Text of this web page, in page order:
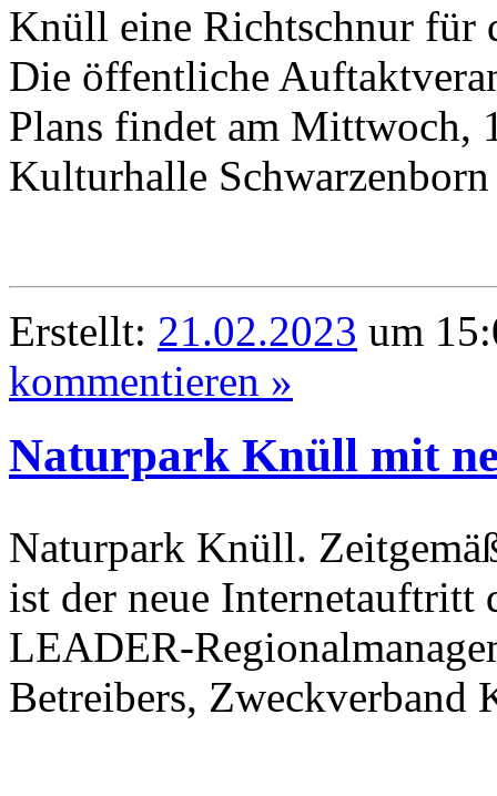
Knüll eine Richtschnur für
Die öffentliche
Plans findet am Mittwoch,
Kulturhalle Schwarzenborn
Erstellt: 21.02.2023 um
kommentieren »
Naturpark Knüll mit
Naturpark Knüll.
ist der neue Internetauftritt
LEADER-
Betreibers, Zweckverband